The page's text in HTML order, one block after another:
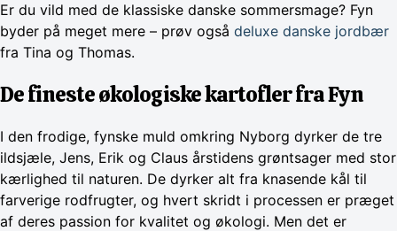
Er du vild med de klassiske danske sommersmage? Fyn
byder på meget mere – prøv også deluxe danske jordbær
fra Tina og Thomas.
De fineste økologiske kartofler fra Fyn
I den frodige, fynske muld omkring Nyborg dyrker de tre
ildsjæle, Jens, Erik og Claus årstidens grøntsager med stor
kærlighed til naturen. De dyrker alt fra knasende kål til
farverige rodfrugter, og hvert skridt i processen er præget
af deres passion for kvalitet og økologi. Men det er